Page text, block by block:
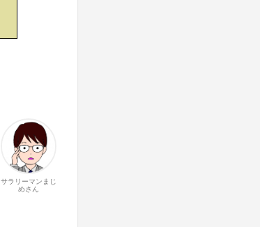
サラリーマンまじ
めさん